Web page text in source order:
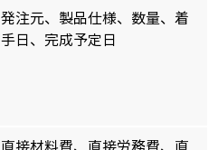
発注元、製品仕様、数量、着
手日、完成予定日